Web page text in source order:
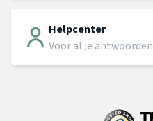
Helpcenter
Voor al je antwoorden